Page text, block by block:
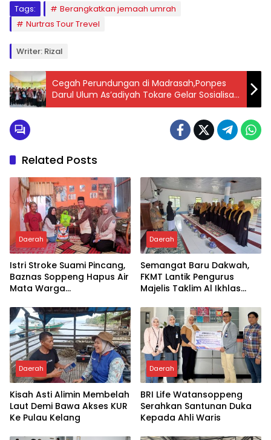
Tags:
Berangkatkan jemaah umrah
Nurtras Tour Trevel
Writer: Rizal
Cegah Perundungan di Madrasah,Ponpes
Darul Ulum As’adiyah Tokare Gelar Sosialisasi
Bahaya Bullying
Related Posts
Daerah
Istri Stroke Suami Pincang,
Baznas Soppeng Hapus Air
Mata Warga
Daerah
Semangat Baru Dakwah,
FKMT Lantik Pengurus
Majelis Taklim Al Ikhlas
Daerah
Kisah Asti Alimin Membelah
Laut Demi Bawa Akses KUR
Ke Pulau Kelang
Daerah
BRI Life Watansoppeng
Serahkan Santunan Duka
Kepada Ahli Waris